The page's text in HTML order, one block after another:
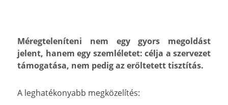
Méregteleníteni nem egy gyors megoldást
jelent, hanem egy szemléletet: célja a szervezet
támogatása, nem pedig az erőltetett tisztítás.
A leghatékonyabb megközelítés: